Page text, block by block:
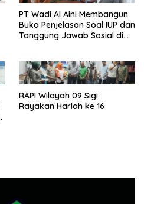
PT Wadi Al Aini Membangun
Buka Penjelasan Soal IUP dan
Tanggung Jawab Sosial di
RAPI Wilayah 09 Sigi
Rayakan Harlah ke 16